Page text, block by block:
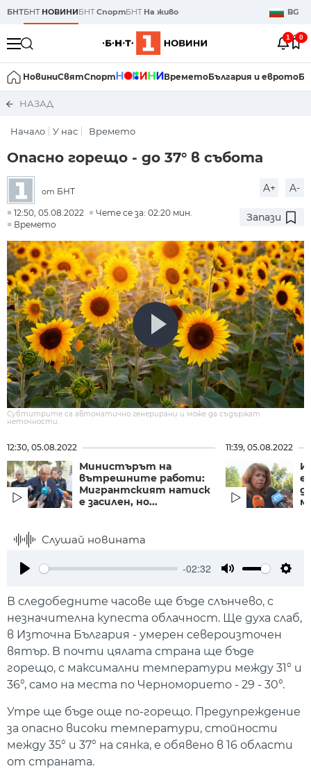
БНТБНТ НОВИНИБНТСпортБНТ На живо BG
1 0
НовиниСвятСпорт ВреметоБългария и еврото
НАЗАД
Начало У нас Времето
Опасно горещо - до 37° в събота
от БНТ A+ A-
12:50, 05.08.2022
Чете се за: 02:20 мин.
Времето
Запази
Субтитрите са автоматично генерирани и може да съдържат
неточности.
12:30, 05.08.2022
Министърът на
вътрешните работи:
Мигрантският натиск
е засилен, но...
11:39, 05.08.2022
е
Слушай новината
-02:32
В следобедните часове ще бъде слънчево, с
незначителна купеста облачност. Ще духа слаб,
в Източна България - умерен североизточен
вятър. В почти цялата страна ще бъде
горещо, с максимални температури между 31° и
36°, само на места по Черноморието - 29 - 30°.
Утре ще бъде още по-горещо. Предупреждение
за опасно високи температури, стойности
между 35° и 37° на сянка, е обявено в 16 области
от страната.